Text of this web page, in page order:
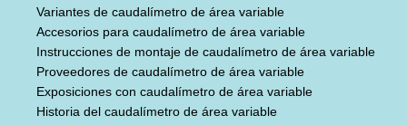
Variantes de caudalímetro de área variable
Accesorios para caudalímetro de área variable
Instrucciones de montaje de caudalímetro de área variable
Proveedores de caudalímetro de área variable
Exposiciones con caudalímetro de área variable
Historia del caudalímetro de área variable